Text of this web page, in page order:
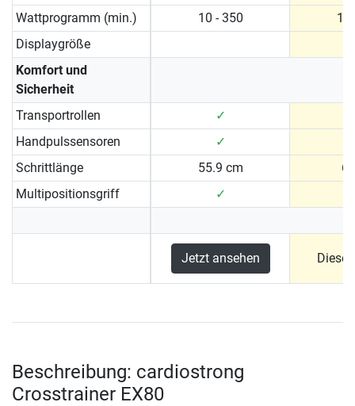
Wattprogramm (min.)
10 - 350
10
Displaygröße
Komfort und
Sicherheit
Transportrollen
✓
Handpulssensoren
✓
Schrittlänge
55.9 cm
Multipositionsgriff
✓
Jetzt ansehen
Beschreibung: cardiostrong
Crosstrainer EX80